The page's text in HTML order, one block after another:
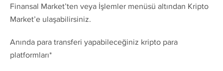
Finansal Market’ten veya İşlemler menüsü altından Kripto
Market’e ulaşabilirsiniz.
Anında para transferi yapabileceğiniz kripto para
platformları*